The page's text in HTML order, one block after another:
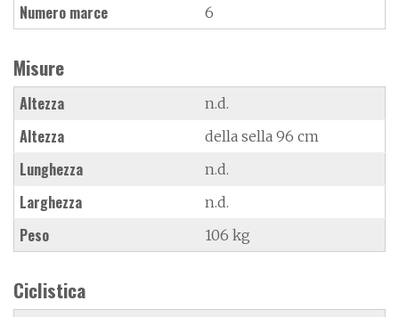
Numero marce 6
Misure
Altezza n.d.
Altezza della sella 96 cm
Lunghezza n.d.
Larghezza n.d.
Peso 106 kg
Ciclistica